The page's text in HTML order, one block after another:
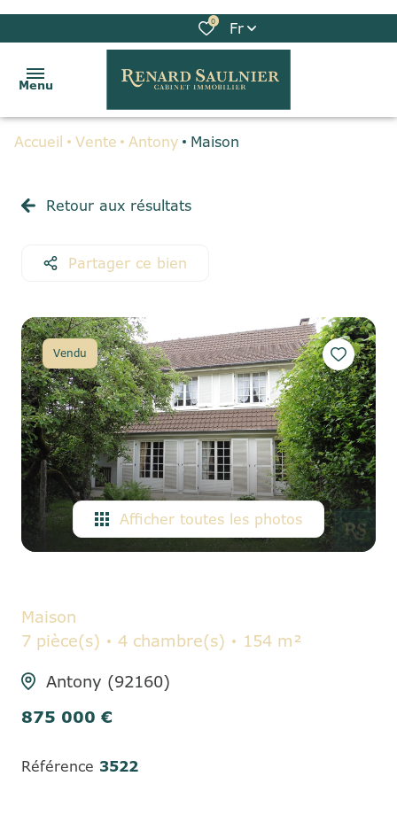
0 Fr
Menu
VENTES
BIENS
GESTION
LOCATIVE
ALERTE
E-MAIL
CONTACT
Accueil Vente Antony Maison
Retour aux résultats
Partager ce bien
Vendu
Afficher toutes les photos
Maison
7 pièce(s)
4 chambre(s)
154 m²
Antony (92160)
875 000 €
Référence 3522